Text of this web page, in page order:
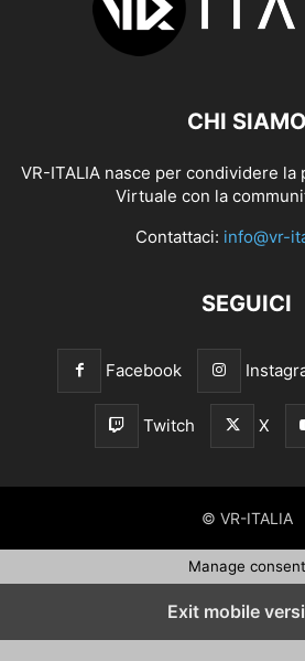
CHI SIAMO
VR-ITALIA nasce per condividere la
Virtuale con la
Contattaci: info@vr-
SEGUICI
Facebook
Twitch X
© VR-ITALIA
Manage consent
Exit mobile